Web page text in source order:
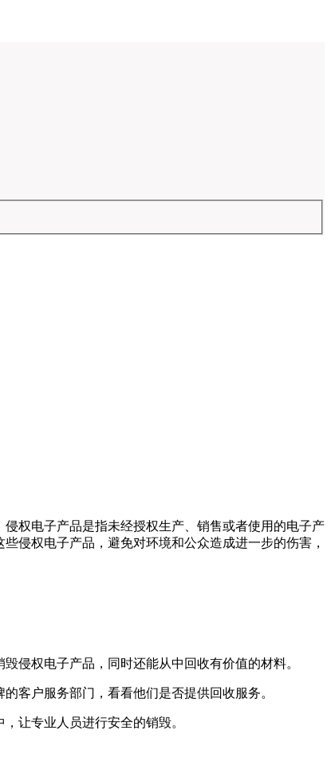
权电子产品是指未经授权生产、销售或者使用的电子产
侵权电子产品，避免对环境和公众造成进一步的伤害，
侵权电子产品，同时还能从中回收有价值的材料。
客户服务部门，看看他们是否提供回收服务。
让专业人员进行安全的销毁。